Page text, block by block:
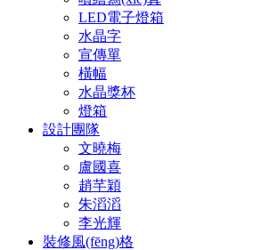
LED電子燈箱
水晶字
宣傳單
橫幅
水晶獎杯
燈箱
設計團隊
文曉梅
盧國喜
趙芊穎
朱滔滔
李光輝
裝修風(fēng)格